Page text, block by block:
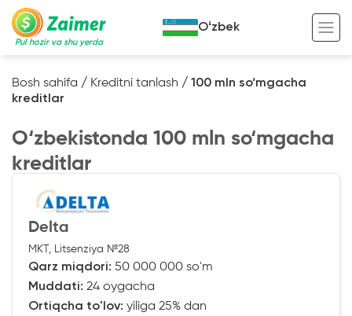
Pul hozir va shu yerda
Avto garov evaziga kredit
Ko’chmas mulk garov evaziga kredit
Maxsus texnika garov evaziga kredit
Kredit onlayn
Tadbirkorlar uchun onlayn kredit
O‘zini o‘zi band qilganlar uchun onlayn
kredit
Foydali
Kreditingizning hayotiy tsikli
Kalkulyator
Oʻzbek
Bosh sahifa / Kreditni tanlash / 100 mln so‘mgacha
kreditlar
O‘zbekistonda 100 mln so‘mgacha
kreditlar
Delta
MKT, Litsenziya №28
Qarz miqdori: 50 000 000 so'm
Muddati: 24 oygacha
Ortiqcha to'lov: yiliga 25% dan